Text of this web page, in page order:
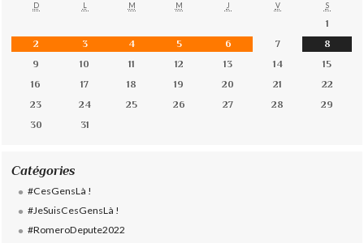
D L M M J V S
1
2
3 4 5 6 7
8
9
10 11 12 13 14
15
16
17 18 19 20 21
22
23
24 25 26 27 28
29
30
31
Catégories
#CesGensLà !
#JeSuisCesGensLà !
#RomeroDepute2022